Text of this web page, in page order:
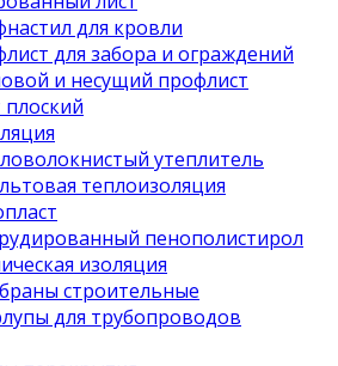
для кровли
для забора и ограждений
и несущий профлист
плоский
утеплитель
теплоизоляция
пенополистирол
изоляция
строительные
для трубопроводов